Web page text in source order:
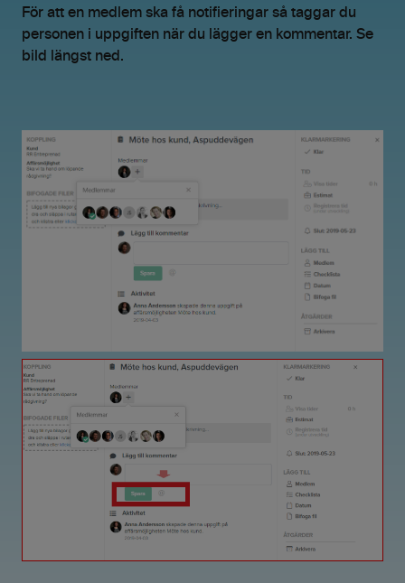
För att en medlem ska få notifieringar så taggar du
personen i uppgiften när du lägger en kommentar. Se
bild längst ned.